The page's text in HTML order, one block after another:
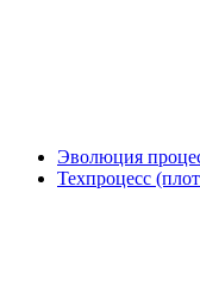
Эволюция
Техпроцесс